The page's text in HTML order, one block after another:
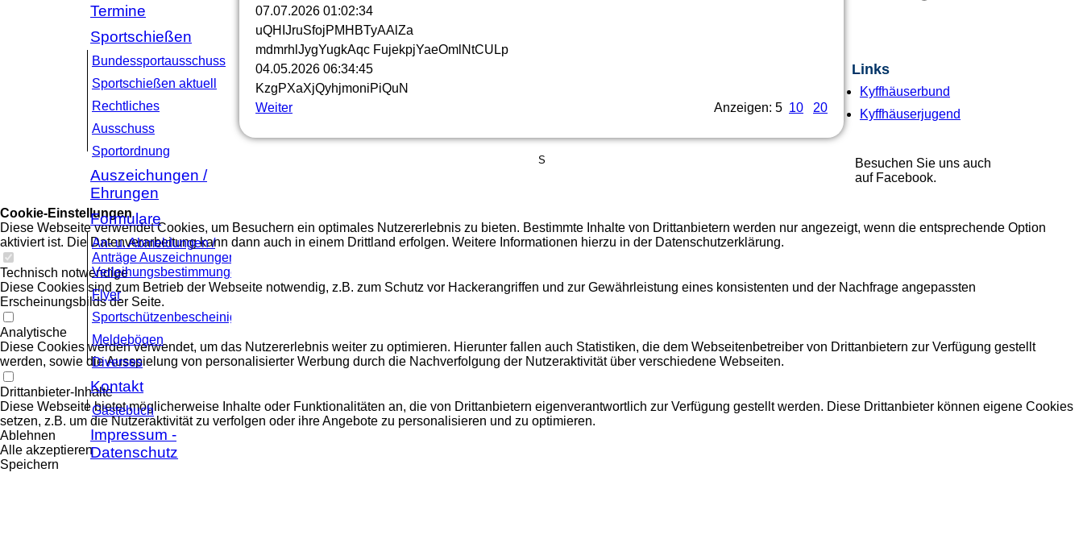
07.07.2026 01:02:34
uQHIJruSfojPMHBTyAAlZa
mdmrhlJygYugkAqc FujekpjYaeOmlNtCULp
04.05.2026 06:34:45
KzgPXaXjQyhjmoniPiQuN
Weiter
Anzeigen: 5 10 20
S
Termine
Sportschießen
Bundessportausschuss
Sportschießen aktuell
Rechtliches
Ausschuss
Sportordnung
Auszeichungen /
Ehrungen
Formulare
An- u. Abmeldungen /
Anträge Auszeichnungen /
Verleihungsbestimmungen
Flyer
Sportschützenbescheinigung
Meldebögen
Diverses
Kontakt
Gästebuch
Impressum -
Datenschutz
Links
Kyffhäuserbund
Kyffhäuserjugend
Besuchen Sie uns auch
auf Facebook.
Cookie-Einstellungen
Diese Webseite verwendet Cookies, um Besuchern ein optimales Nutzererlebnis zu bieten. Bestimmte Inhalte von Drittanbietern werden nur angezeigt, wenn die entsprechende Option
aktiviert ist. Die Datenverarbeitung kann dann auch in einem Drittland erfolgen. Weitere Informationen hierzu in der Datenschutzerklärung.
Technisch notwendige
Diese Cookies sind zum Betrieb der Webseite notwendig, z.B. zum Schutz vor Hackerangriffen und zur Gewährleistung eines konsistenten und der Nachfrage angepassten
Erscheinungsbilds der Seite.
Analytische
Diese Cookies werden verwendet, um das Nutzererlebnis weiter zu optimieren. Hierunter fallen auch Statistiken, die dem Webseitenbetreiber von Drittanbietern zur Verfügung gestellt
werden, sowie die Ausspielung von personalisierter Werbung durch die Nachverfolgung der Nutzeraktivität über verschiedene Webseiten.
Drittanbieter-Inhalte
Diese Webseite bietet möglicherweise Inhalte oder Funktionalitäten an, die von Drittanbietern eigenverantwortlich zur Verfügung gestellt werden. Diese Drittanbieter können eigene Cookies
setzen, z.B. um die Nutzeraktivität zu verfolgen oder ihre Angebote zu personalisieren und zu optimieren.
Ablehnen
Alle akzeptieren
Speichern